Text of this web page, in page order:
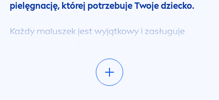
pielęgnację, której potrzebuje Twoje dziecko.
Każdy maluszek jest wyjątkowy i zasługuje
Znalezienie tych idealnie dobranych nie musi być
wcale trudne! Jeśli chodzi o kosmetyki dla
najmłodszych oraz wypracowanie dobrych